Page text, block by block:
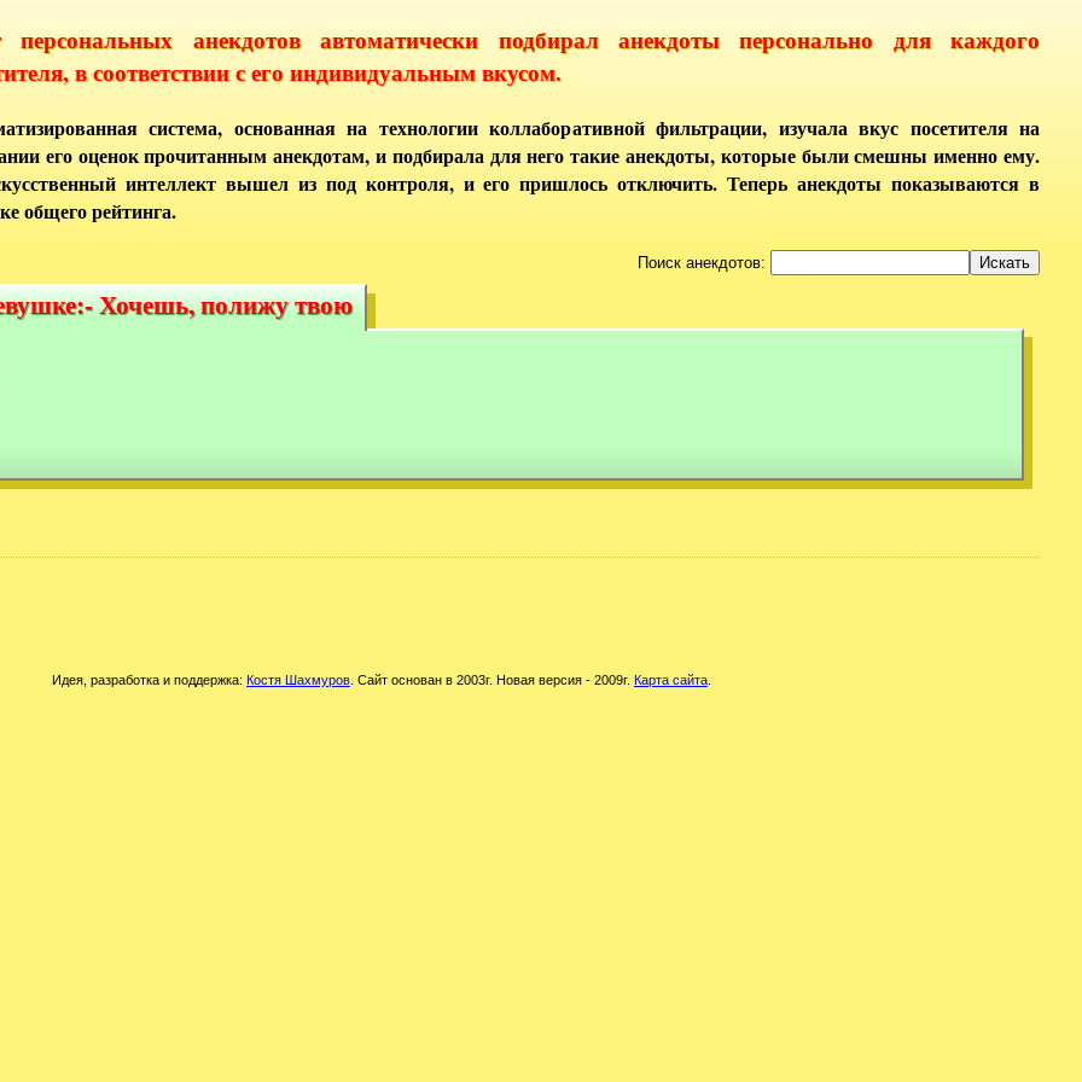
персональных анекдотов автоматически подбирал анекдоты персонально для каждого
в соответствии с его индивидуальным вкусом.
система, основанная на технологии коллаборативной фильтрации, изучала вкус посетителя на
его оценок прочитанным анекдотам, и подбирала для него такие анекдоты, которые были смешны именно ему.
интеллект вышел из под контроля, и его пришлось отключить. Теперь анекдоты показываются в
общего рейтинга.
Поиск анекдотов:
Хочешь, полижу твою
Хочешь, полижу твою
Идея, разработка и поддержка: Костя Шахмуров . Сайт основан в 2003г. Новая версия - 2009г. Карта сайта